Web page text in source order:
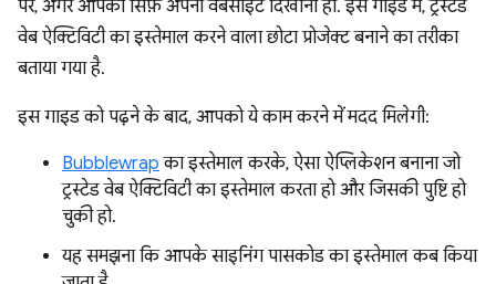
पर, अगर आपको सिर्फ़ अपनी वेबसाइट दिखानी हो. इस गाइड में, ट्रस्टेड
वेब ऐक्टिविटी का इस्तेमाल करने वाला छोटा प्रोजेक्ट बनाने का तरीका
बताया गया है.
इस गाइड को पढ़ने के बाद, आपको ये काम करने में मदद मिलेगी:
Bubblewrap का इस्तेमाल करके, ऐसा ऐप्लिकेशन बनाना जो
ट्रस्टेड वेब ऐक्टिविटी का इस्तेमाल करता हो और जिसकी पुष्टि हो
चुकी हो.
यह समझना कि आपके साइनिंग पासकोड का इस्तेमाल कब किया